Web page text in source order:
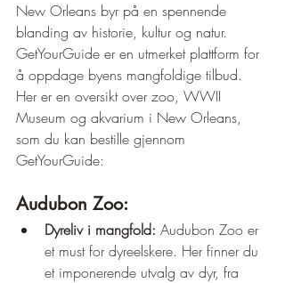
New Orleans byr på en spennende
blanding av historie, kultur og natur.
GetYourGuide er en utmerket plattform for
å oppdage byens mangfoldige tilbud.
Her er en oversikt over zoo, WWII
Museum og akvarium i New Orleans,
som du kan bestille gjennom
GetYourGuide:
Audubon Zoo:
Dyreliv i mangfold: Audubon Zoo er
et must for dyreelskere. Her finner du
et imponerende utvalg av dyr, fra